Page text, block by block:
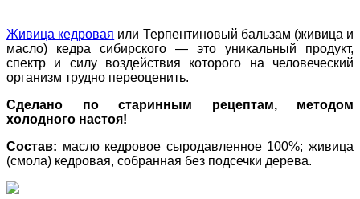
Живица кедровая или Терпентиновый бальзам (живица и
масло) кедра сибирского — это уникальный продукт,
спектр и силу воздействия которого на человеческий
организм трудно переоценить.
Сделано по старинным рецептам, методом
холодного настоя!
Состав: масло кедровое сыродавленное 100%; живица
(смола) кедровая, собранная без подсечки дерева.